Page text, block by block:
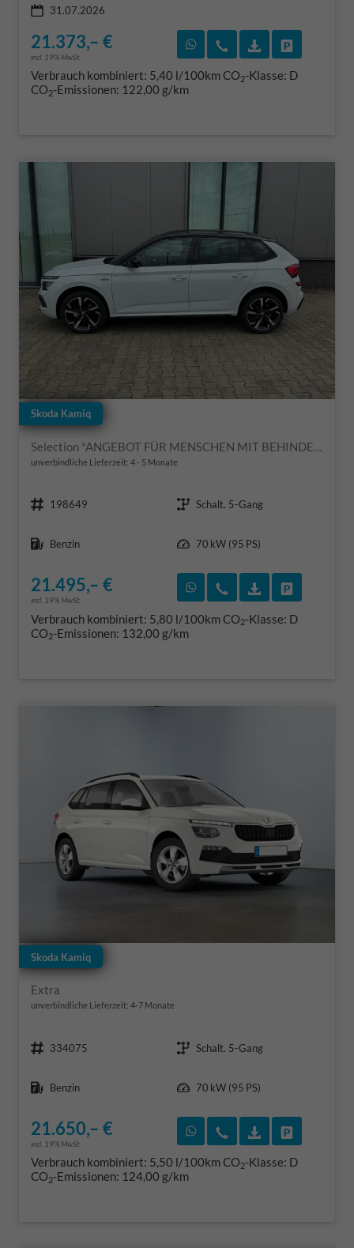
31.07.2026
21.373,– €
incl. 19% MwSt.
Rückruf vereinbaren
Wir rufen Sie an
Verbrauch kombiniert: 5,40 l/100kmCO2-Klasse: D
CO2-Emissionen: 122,00 g/km
Skoda Kamiq
Selection *ANGEBOT FÜR MENSCHEN MIT BEHINDERUNG AB 50%! 1.0 TSI 95PS, Klimaanlage, Sitzheizung, Parksensoren hinten, LED-Scheinwerfer, Tempomat, Infotainment 8", Virtual Cockpit Nebelscheinwerfer, Dachreling
unverbindliche Lieferzeit: 4 - 5 Monate
198649
Schalt. 5-Gang
Benzin
70 kW (95 PS)
21.495,– €
incl. 19% MwSt.
Rückruf vereinbaren
Wir rufen Sie an
Verbrauch kombiniert: 5,80 l/100kmCO2-Klasse: D
CO2-Emissionen: 132,00 g/km
Skoda Kamiq
Extra
unverbindliche Lieferzeit: 4-7 Monate
334075
Schalt. 5-Gang
Benzin
70 kW (95 PS)
21.650,– €
incl. 19% MwSt.
Rückruf vereinbaren
Wir rufen Sie an
Verbrauch kombiniert: 5,50 l/100kmCO2-Klasse: D
CO2-Emissionen: 124,00 g/km